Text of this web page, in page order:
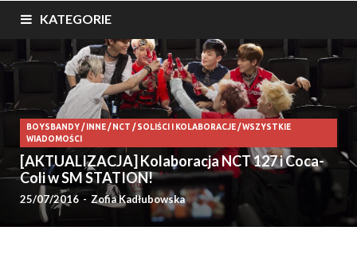
KATEGORIE
BOYSBANDY/ INNE/ NCT /SOLIŚCI I KOLABORACJE/WSZYSTKIE
WIADOMOŚCI
[AKTUALIZACJA] Kolaboracja NCT 127 i Coca-
Coli w SM STATION!
25/07/2016 - Zofia Kadłubowska